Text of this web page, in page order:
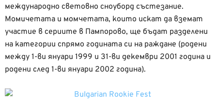
международно световно сноуборд състезание.
Момичетата и момчетата, които искат да вземат
участие в сериите в Пампорово, ще бъдат разделени
на категории спрямо годината си на раждане (родени
между 1-ви януари 1999 и 31-ви декември 2001 година и
родени след 1-ви януари 2002 година).